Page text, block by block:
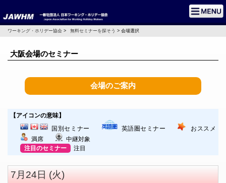
ワーキング・ホリデー協会 > 無料セミナーを探そう > 会場選択
大阪会場のセミナー
会場のご案内
【アイコンの意味】
国別セミナー
英語圏セミナー
おススメ
満席
中継対象
注目のセミナー
注目
7月24日 (火)